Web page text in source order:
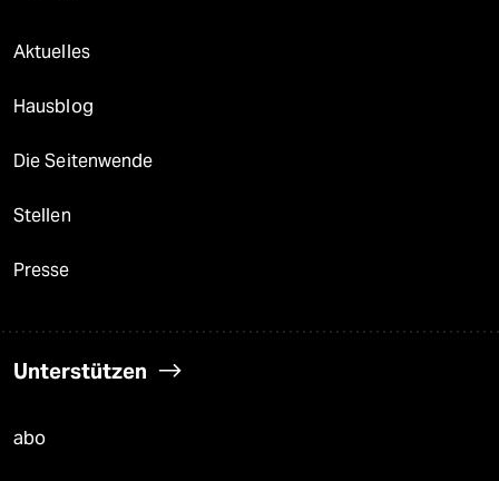
Aktuelles
Hausblog
Die Seitenwende
Stellen
Presse
Unterstützen
abo